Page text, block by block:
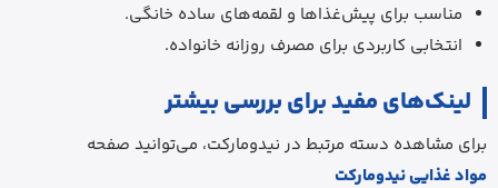
مناسب برای پیش‌غذاها و لقمه‌های ساده خانگی.
انتخابی کاربردی برای مصرف روزانه خانواده.
لینک‌های مفید برای بررسی بیشتر
برای مشاهده دسته مرتبط در نیدومارکت، می‌توانید صفحه
مواد غذایی نیدومارکت